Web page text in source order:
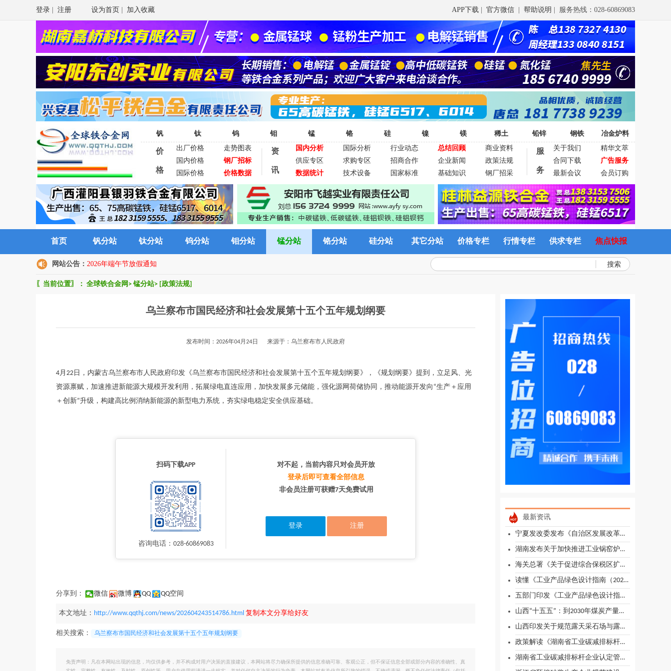
登录 注册 设为首页 加入收藏 APP下载 官方微信 帮助说明 | 服务热线：028-60869083
钒 钛 钨 钼 锰 铬 硅 镍 镁 稀土 铅锌 钢铁 冶金炉料
价
格
出厂价格
走势图表
国内价格
钢厂招标
国际价格
价格数据
资
讯
国内分析 国际分析 行业动态 总结回顾
商业资料
供应专区
求购专区 招商合作 企业新闻
政策法规
数据统计
技术设备 国家标准 基础知识 钢厂招采
服
务
关于我们
精华文萃
合同下载
广告服务
最新会议
会员订购
首页 钒分站 钛分站 钨分站 钼分站 锰分站 铬分站 硅分站 其它分站 价格专栏 行情专栏 供求专栏 焦点快报
网站公告： 2026年端午节放假通知 搜索
〖当前位置〗： 全球铁合金网 > 锰分站> [政策法规]
乌兰察布市国民经济和社会发展第十五个五年规划纲要
发布时间：2026年04月24日 来源于：乌兰察布市人民政府
4月22日，内蒙古乌兰察布市人民政府印发《乌兰察布市国民经济和社会发展第十五个五年规划纲要》，《规划纲要》提到，立足风、光
资源禀赋，加速推进新能源大规模开发利用，拓展绿电直连应用，加快发展多元储能，强化源网荷储协同，推动能源开发向“生产＋应用
＋创新”升级，构建高比例消纳新能源的新型电力系统，夯实绿电稳定安全供应基础。
扫码下载APP
咨询电话：028-60869083
对不起，当前内容只对会员开放
登录后即可查看全部信息
非会员注册可获赠7天免费试用
登录 注册
分享到： 微信 微博 QQ QQ空间
本文地址： http://www.qqthj.com/news/202604243514786.html 复制本文分享给好友
相关搜索： 乌兰察布市国民经济和社会发展第十五个五年规划纲要
免责声明：凡在本网站出现的信息，均仅供参考，并不构成对用户决策的直接建议，本网站将尽力确保所提供的信息准确可靠、客观公正，但不保证信息全部或部分内容的准确性、真
最新资讯
宁夏发改委发布《自治区发展改革委关于落实新能源就近消纳价格机制有关事项的通知》
湖南发布关于加快推进工业锅窑炉淘汰和清洁能源改造的通知（征求意见稿）
海关总署《关于促进综合保税区扩能提质的若干措施》
读懂《工业产品绿色设计指南（2026年版）》
五部门印发《工业产品绿色设计指南（2026年版）》
山西“十五五”：到2030年煤炭产量根据国家保供需要保持在合理水平
山西印发关于规范露天采石场与露天矿山分类管理有关事项的通知
政策解读《湖南省工业碳减排标杆企业认定管理办法》
湖南省工业碳减排标杆企业认定管理办法